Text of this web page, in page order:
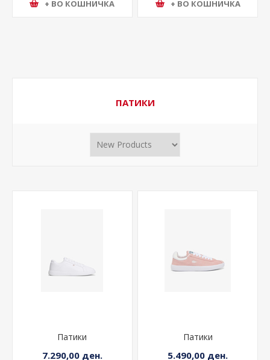
+ ВО КОШНИЧКА + ВО КОШНИЧКА
ПАТИКИ
Патики Патики